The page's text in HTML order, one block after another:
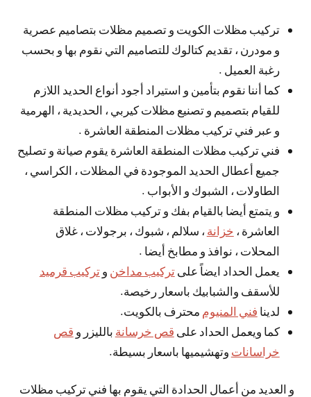
تركيب مظلات الكويت و تصميم مظلات بتصاميم عصرية
و مودرن ، تقديم كتالوك للتصاميم التي نقوم بها و بحسب
رغبة العميل .
كما أننا نقوم بتأمين و استيراد أجود أنواع الحديد اللازم
للقيام بتصميم و تصنيع مظلات كيربي ، الحديدية ، الهرمية
و عبر فني تركيب مظلات المنطقة العاشرة .
فني تركيب مظلات المنطقة العاشرة يقوم صيانة و تصليح
جميع أعطال الحديد الموجودة في المظلات ، الكراسي ،
الطاولات ، الشبوك و الأبواب .
و يتمتع أيضا بالقيام بفك و تركيب مظلات المنطقة
العاشرة ، خزانة ، سلالم ، شبوك ، برجولات ، غلاق
المحلات ، نوافذ و مطابخ أيضا .
يعمل الحداد ايضاً علىتركيب مداخن وتركيب قرميد
للأسقف والشبابيك باسعار رخيصة.
لدينا فني المنيوم محترف بالكويت.
كما ويعمل الحداد على قص خرسانة بالليزر و قص
خراسانات وتهشيميها باسعار بسيطة.
و العديد من أعمال الحدادة التي يقوم بها فني تركيب مظلات